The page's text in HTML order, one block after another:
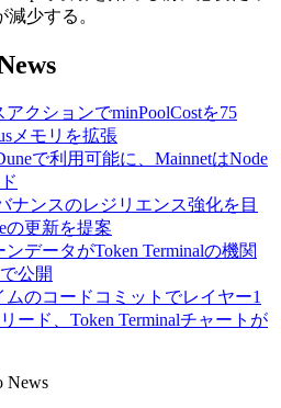
少する。
クションでminPoolCostを75
メモリを拡張
で利用可能に、MainnetはNode
ナンスのレジリエンス強化を目
の更新を提案
データがToken Terminalの機関
公開
ムのコードコミットでレイヤー1
ード、Token Terminalチャートが
News